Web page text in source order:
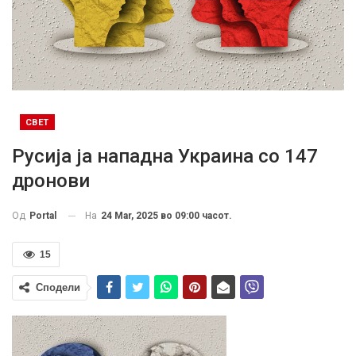
СВЕТ
Русија ја нападна Украина со 147
дронови
Од Portal На 24 Mar, 2025 во 09:00 часот.
15
Сподели